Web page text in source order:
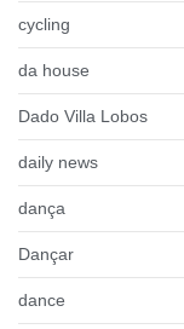
cycling
da house
Dado Villa Lobos
daily news
dança
Dançar
dance